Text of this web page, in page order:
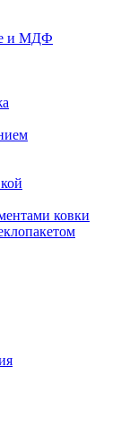
и МДФ
ковки